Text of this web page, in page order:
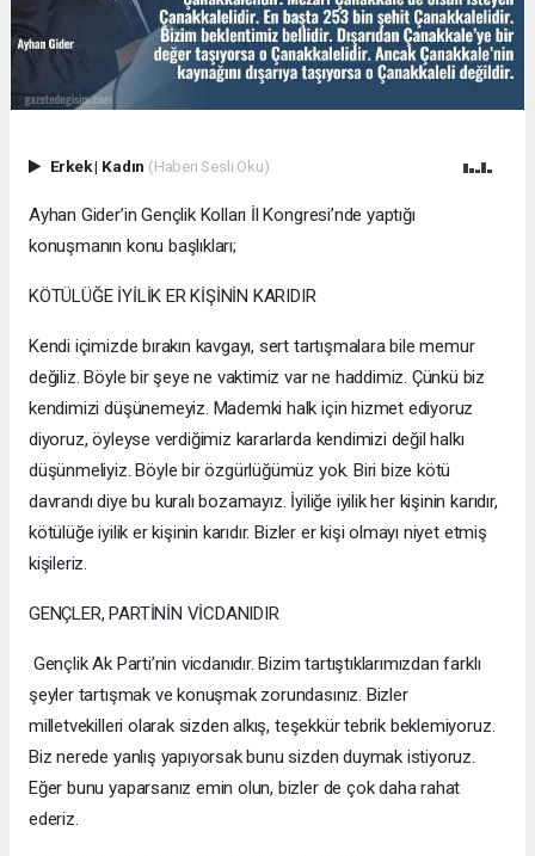
Erkek| Kadın (Haberi Sesli Oku)
Ayhan Gider’in Gençlik Kolları İl Kongresi’nde yaptığı
konuşmanın konu başlıkları;
KÖTÜLÜĞE İYİLİK ER KİŞİNİN KARIDIR
Kendi içimizde bırakın kavgayı, sert tartışmalara bile memur
değiliz. Böyle bir şeye ne vaktimiz var ne haddimiz. Çünkü biz
kendimizi düşünemeyiz. Mademki halk için hizmet ediyoruz
diyoruz, öyleyse verdiğimiz kararlarda kendimizi değil halkı
düşünmeliyiz. Böyle bir özgürlüğümüz yok. Biri bize kötü
davrandı diye bu kuralı bozamayız. İyiliğe iyilik her kişinin karıdır,
kötülüğe iyilik er kişinin karıdır. Bizler er kişi olmayı niyet etmiş
kişileriz.
GENÇLER, PARTİNİN VİCDANIDIR
Gençlik Ak Parti’nin vicdanıdır. Bizim tartıştıklarımızdan farklı
şeyler tartışmak ve konuşmak zorundasınız. Bizler
milletvekilleri olarak sizden alkış, teşekkür tebrik beklemiyoruz.
Biz nerede yanlış yapıyorsak bunu sizden duymak istiyoruz.
Eğer bunu yaparsanız emin olun, bizler de çok daha rahat
ederiz.